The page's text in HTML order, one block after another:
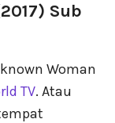
Sub
Woman
TV. Atau